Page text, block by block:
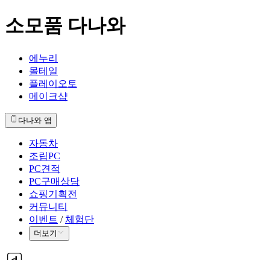
소모품 다나와
에누리
몰테일
플레이오토
메이크샵
다나와 앱
자동차
조립PC
PC견적
PC구매상담
쇼핑기획전
커뮤니티
이벤트 / 체험단
더보기